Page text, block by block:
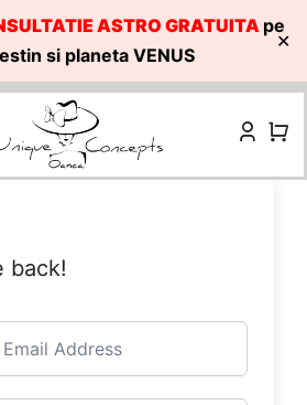
ASTRO GRATUITA pe
si planeta VENUS
✕
back!